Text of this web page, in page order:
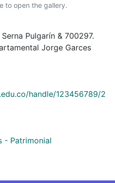
to open the gallery.
Pulgarín & 700297.
Jorge Garces
handle/123456789/2
- Patrimonial